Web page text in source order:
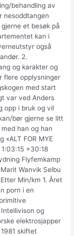
behandling av
nesoddtangen
gjerne et besøk på
kan i
også
2.
og karakter og
flere opplysninger
med start
var ved Anders
opp i bruk og vil
bør gjerne se litt
han og han
FOR MYE
+30:18
Flyfemkamp
Wanvik Selbu
Min/km 1. Året
porn i en
og
elektrosjapper
skiftet